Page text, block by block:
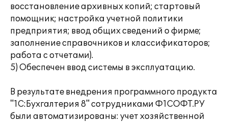
восстановление архивных копий; стартовый
помощник; настройка учетной политики
предприятия; ввод общих сведений о фирме;
заполнение справочников и классификаторов;
работа с отчетами).
5) Обеспечен ввод системы в эксплуатацию.
В результате внедрения программного продукта
"1С:Бухгалтерия 8" сотрудниками Ф1СОФТ.РУ
были автоматизированы: учет хозяйственной